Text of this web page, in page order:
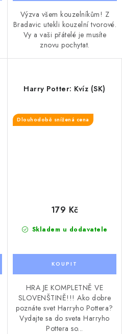
Výzva všem kouzelníkům! Z
Bradavic utekli kouzelní tvorové.
Vy a vaši přátelé je musíte
znovu pochytat.
Harry Potter: Kvíz (SK)
Dlouhodobě snížená cena
Skladem u dodavatele
179 Kč
HRA JE KOMPLETNĚ VE
SLOVENŠTINĚ!!! Ako dobre
poznáte svet Harryho Pottera?
Vydajte sa do sveta Harryho
Pottera so...